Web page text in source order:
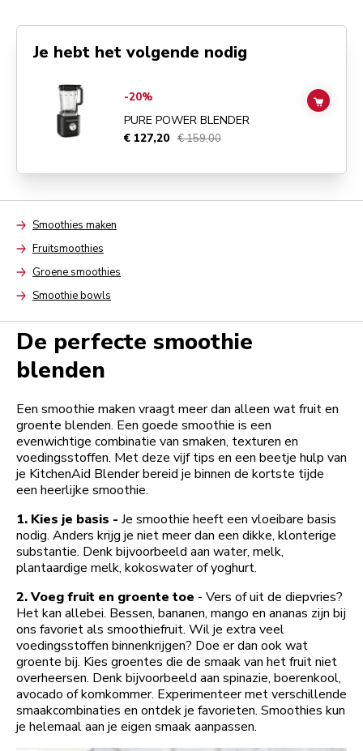
ArrowSmoothies maken
ArrowFruitsmoothies
ArrowGroene smoothies
ArrowSmoothie bowls
De perfecte smoothie
blenden
Een smoothie maken vraagt meer dan alleen wat fruit en
groente blenden. Een goede smoothie is een
evenwichtige combinatie van smaken, texturen en
voedingsstoffen. Met deze vijf tips en een beetje hulp van
je KitchenAid Blender bereid je binnen de kortste tijde
een heerlijke smoothie.
1. Kies je basis - Je smoothie heeft een vloeibare basis
nodig. Anders krijg je niet meer dan een dikke, klonterige
substantie. Denk bijvoorbeeld aan water, melk,
plantaardige melk, kokoswater of yoghurt.
2. Voeg fruit en groente toe - Vers of uit de diepvries?
Het kan allebei. Bessen, bananen, mango en ananas zijn bij
ons favoriet als smoothiefruit. Wil je extra veel
voedingsstoffen binnenkrijgen? Doe er dan ook wat
groente bij. Kies groentes die de smaak van het fruit niet
overheersen. Denk bijvoorbeeld aan spinazie, boerenkool,
avocado of komkommer. Experimenteer met verschillende
smaakcombinaties en ontdek je favorieten. Smoothies kun
je helemaal aan je eigen smaak aanpassen.
Je hebt het volgende nodig
Go toPure Power Blender
-20%
PURE POWER BLENDER
€ 127,20 € 159,00
ADD